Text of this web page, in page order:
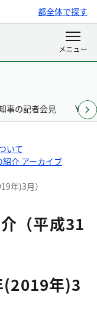
都全体で探す
事の記者会見
いて
紹介 アーカイブ
年)3月）
（平成31
(2019年)3